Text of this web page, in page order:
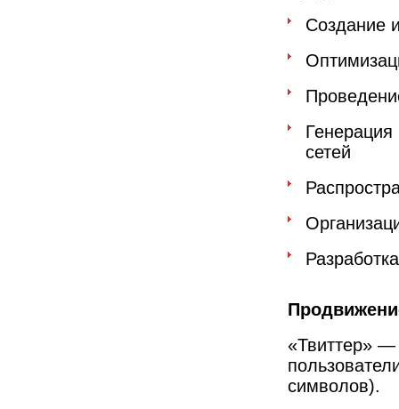
Создание
сетей
«Твиттер» —
символов).